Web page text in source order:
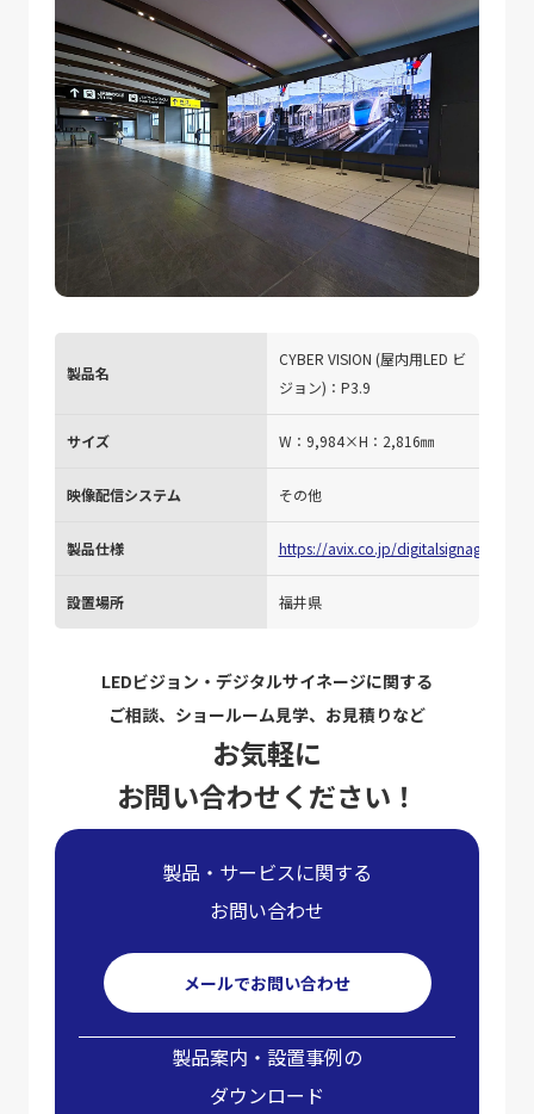
製品名
CYBER VISION (屋内用LED ビ
ジョン)：P3.9
サイズ W：9,984×H：2,816㎜
映像配信システム その他
製品仕様 https://avix.co.jp/digitalsignage/
設置場所 福井県
LEDビジョン・デジタルサイネージに関する
ご相談、ショールーム見学、お見積りなど
お気軽に
お問い合わせください！
製品・サービスに関する
お問い合わせ
メールでお問い合わせ
製品案内・設置事例の
ダウンロード